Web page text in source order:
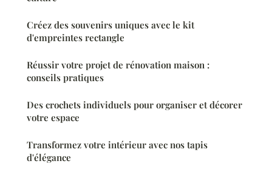
Créez des souvenirs uniques avec le kit
d'empreintes rectangle
Réussir votre projet de rénovation maison :
conseils pratiques
Des crochets individuels pour organiser et décorer
votre espace
Transformez votre intérieur avec nos tapis
d'élégance